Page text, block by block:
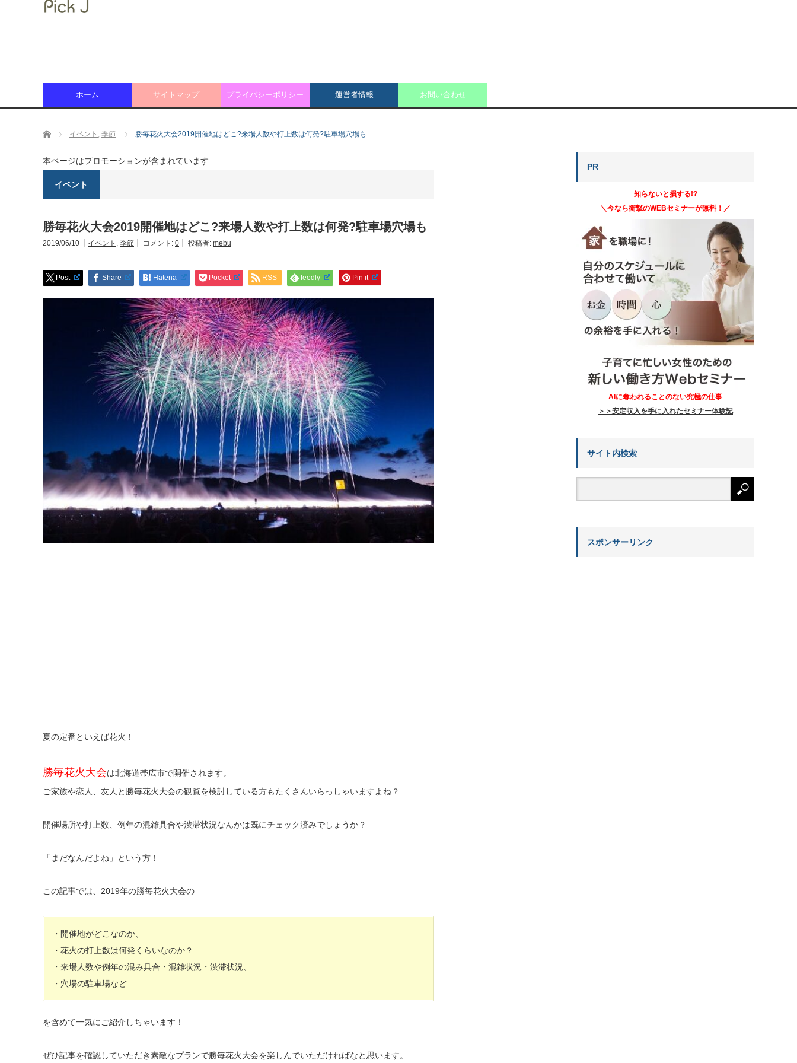
ホーム サイトマップ プライバシーポリシー 運営者情報 お問い合わせ
ホーム イベント , 季節 勝毎花火大会2019開催地はどこ?来場人数や打上数は何発?駐車場穴場も
本ページはプロモーションが含まれています
イベント
勝毎花火大会2019開催地はどこ?来場人数や打上数は何発?駐車場穴場も
2019/06/10 イベント , 季節 コメント: 0 投稿者: mebu
Post Share Hatena Pocket RSS feedly Pin it
夏の定番といえば花火！
勝毎花火大会は北海道帯広市で開催されます。
ご家族や恋人、友人と勝毎花火大会の観覧を検討している方もたくさんいらっしゃいますよね？
開催場所や打上数、例年の混雑具合や渋滞状況なんかは既にチェック済みでしょうか？
「まだなんだよね」という方！
この記事では、2019年の勝毎花火大会の
・開催地がどこなのか、
・花火の打上数は何発くらいなのか？
・来場人数や例年の混み具合・混雑状況・渋滞状況、
・穴場の駐車場など
を含めて一気にご紹介しちゃいます！
ぜひ記事を確認していただき素敵なプランで勝毎花火大会を楽しんでいただければなと思います。
PR
知らないと損する!?
＼今なら衝撃のWEBセミナーが無料！／
AIに奪われることのない究極の仕事
＞＞安定収入を手に入れたセミナー体験記
サイト内検索
スポンサーリンク